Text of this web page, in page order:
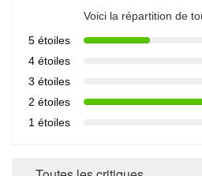
Voici la répartition de
5 étoiles
4 étoiles
3 étoiles
2 étoiles
1 étoiles